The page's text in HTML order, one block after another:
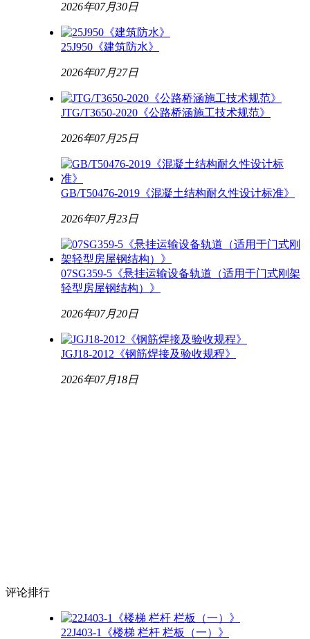
2026年07月30日
25J950《建筑防水》
2026年07月27日
JTG/T3650-2020《公路桥涵施工技术规范》
2026年07月25日
GB/T50476-2019《混凝土结构耐久性设计标准》
2026年07月23日
07SG359-5《悬挂运输设备轨道（适用于门式刚架
轻型房屋钢结构）》
2026年07月20日
JGJ18-2012《钢筋焊接及验收规程》
2026年07月18日
评论排行
22J403-1《楼梯 栏杆 栏板（一）》